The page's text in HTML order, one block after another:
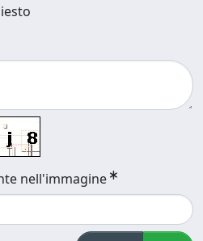
nell'immagine